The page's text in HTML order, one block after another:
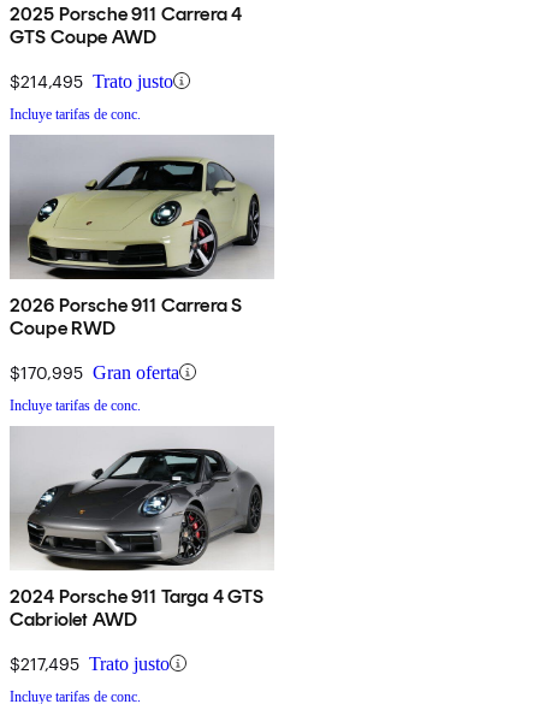
2025 Porsche 911 Carrera 4
GTS Coupe AWD
$214,495 Trato justo
Incluye tarifas de conc.
2026 Porsche 911 Carrera S
Coupe RWD
$170,995 Gran oferta
Incluye tarifas de conc.
2024 Porsche 911 Targa 4 GTS
Cabriolet AWD
$217,495 Trato justo
Incluye tarifas de conc.